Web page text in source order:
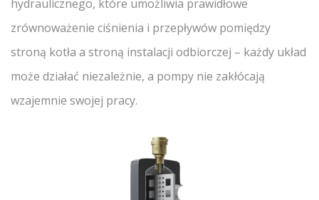
hydraulicznego, które umożliwia prawidłowe
zrównoważenie ciśnienia i przepływów pomiędzy
stroną kotła a stroną instalacji odbiorczej – każdy układ
może działać niezależnie, a pompy nie zakłócają
wzajemnie swojej pracy.